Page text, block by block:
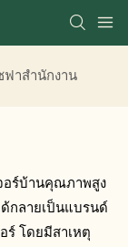
ฟาสำนักงาน
อร์บ้านคุณภาพสูง
กลายเป็นแบรนด์
ร์ โดยมีสาเหตุ